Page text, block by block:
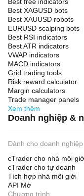
Best XAGUSD bots
Best XAUUSD robots
EURUSD scalping bots
Best RSI indicators
Best ATR indicators
VWAP indicators
MACD indicators
Grid trading tools
Risk reward calculator
Margin calculators
Trade manager panels
Xem thêm
Doanh nghiệp &
Dành cho doanh nghiệp
cTrader cho nhà môi
cTrader cho tự doanh
Tích hợp nhà môi giới
API Mở
Chương trình